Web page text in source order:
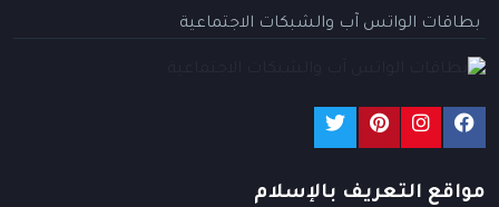
بطاقات الواتس آب والشبكات الاجتماعية
مواقع التعريف بالإسلام